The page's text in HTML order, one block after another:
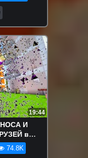
19:44
И
в
ВИДЕО
74.8K